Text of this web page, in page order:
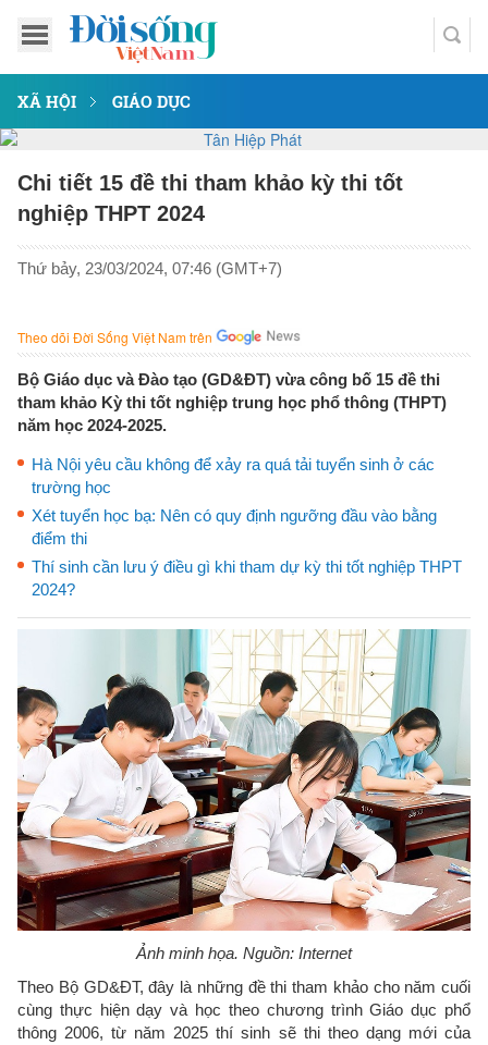
XÃ HỘI GIÁO DỤC
Chi tiết 15 đề thi tham khảo kỳ thi tốt
nghiệp THPT 2024
Thứ bảy, 23/03/2024, 07:46 (GMT+7)
Theo dõi Đời Sống Việt Nam trên
Bộ Giáo dục và Đào tạo (GD&ĐT) vừa công bố 15 đề thi
tham khảo Kỳ thi tốt nghiệp trung học phổ thông (THPT)
năm học 2024-2025.
Hà Nội yêu cầu không để xảy ra quá tải tuyển sinh ở các
trường học
Xét tuyển học bạ: Nên có quy định ngưỡng đầu vào bằng
điểm thi
Thí sinh cần lưu ý điều gì khi tham dự kỳ thi tốt nghiệp THPT
2024?
Ảnh minh họa. Nguồn: Internet
Theo Bộ GD&ĐT, đây là những đề thi tham khảo cho năm cuối
cùng thực hiện dạy và học theo chương trình Giáo dục phổ
thông 2006, từ năm 2025 thí sinh sẽ thi theo dạng mới của